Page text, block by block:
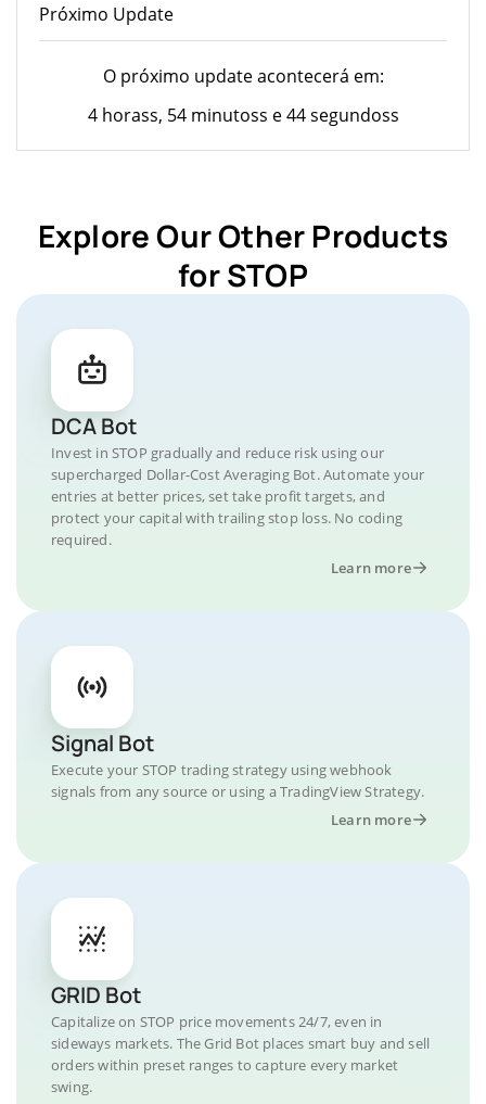
Próximo Update
O próximo update acontecerá em:
4 horass, 54 minutoss e 44 segundoss
Explore Our Other Products
for STOP
DCA Bot
Invest in STOP gradually and reduce risk using our
supercharged Dollar-Cost Averaging Bot. Automate your
entries at better prices, set take profit targets, and
protect your capital with trailing stop loss. No coding
required.
Learn more
Signal Bot
Execute your STOP trading strategy using webhook
signals from any source or using a TradingView Strategy.
Learn more
GRID Bot
Capitalize on STOP price movements 24/7, even in
sideways markets. The Grid Bot places smart buy and sell
orders within preset ranges to capture every market
swing.